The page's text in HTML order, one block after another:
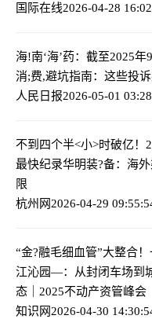
国际在线2026-04-28
海!南‘海’药：截至2025
消;费,避坑指南：这些投
人民日报2026-05-01
不到四个半<小>时破亿！
最快纪录华明装?备：海
限
杭州网2026-04-29
“金?融毛细血管”大整合
江沁园—：从封闭车场到
态｜2025不动产资管峰会
知识网2026-04-30